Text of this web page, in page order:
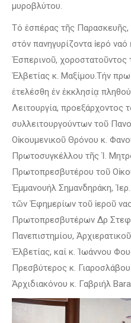
μυροβλύτου.
Τό ἑσπέρας τῆς
στόν πανηγυρίζοντα ἱερό
Ἑσπερινοῦ,
Ἑλβετίας κ. Μαξίμου.Τήν
ἐτελέσθη ἐν ἐκκλησίᾳ
Λειτουργία, προεξάρχοντος
συλλειτουργούντων τοῦ
Οἰκουμενικοῦ Θρόνου κ.
Πρωτοσυγκέλλου τῆς Ἱ.
Πρωτοπρεσβυτέρου τοῦ
Ἐμμανουήλ Σημανδηράκη,
τῶν Ἐφημερίων τοῦ ἱεροῦ
Πρωτοπρεσβυτέρων Δρ
Πανεπιστημίου,
Ἑλβετίας, καί κ. Ἰωάννου
Πρεσβύτερος κ.
Ἀρχιδιακόνου κ. Γαβριήλ